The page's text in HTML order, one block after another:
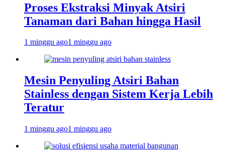
Proses Ekstraksi Minyak Atsiri
Tanaman dari Bahan hingga Hasil
1 minggu ago1 minggu ago
Mesin Penyuling Atsiri Bahan
Stainless dengan Sistem Kerja Lebih
Teratur
1 minggu ago1 minggu ago